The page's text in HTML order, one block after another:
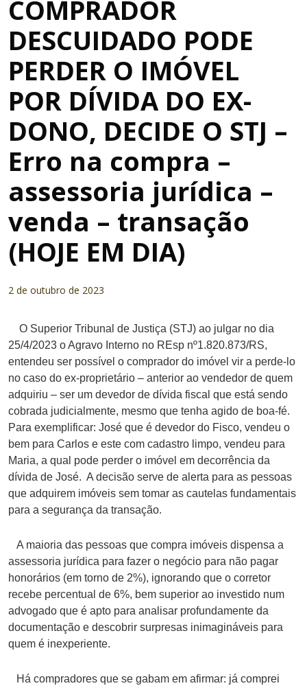
COMPRADOR
DESCUIDADO PODE
PERDER O IMÓVEL
POR DÍVIDA DO EX-
DONO, DECIDE O STJ –
Erro na compra –
assessoria jurídica –
venda – transação
(HOJE EM DIA)
2 de outubro de 2023
O Superior Tribunal de Justiça (STJ) ao julgar no dia
25/4/2023 o Agravo Interno no REsp nº1.820.873/RS,
entendeu ser possível o comprador do imóvel vir a perde-lo
no caso do ex-proprietário – anterior ao vendedor de quem
adquiriu – ser um devedor de dívida fiscal que está sendo
cobrada judicialmente, mesmo que tenha agido de boa-fé.
Para exemplificar: José que é devedor do Fisco, vendeu o
bem para Carlos e este com cadastro limpo, vendeu para
Maria, a qual pode perder o imóvel em decorrência da
dívida de José. A decisão serve de alerta para as pessoas
que adquirem imóveis sem tomar as cautelas fundamentais
para a segurança da transação.
A maioria das pessoas que compra imóveis dispensa a
assessoria jurídica para fazer o negócio para não pagar
honorários (em torno de 2%), ignorando que o corretor
recebe percentual de 6%, bem superior ao investido num
advogado que é apto para analisar profundamente da
documentação e descobrir surpresas inimagináveis para
quem é inexperiente.
Há compradores que se gabam em afirmar: já comprei